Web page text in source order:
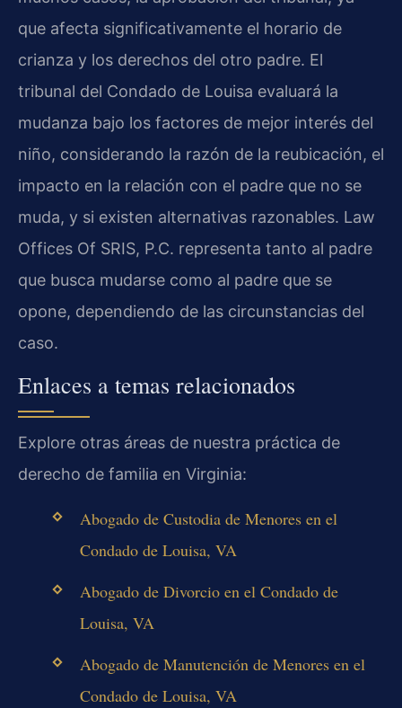
que afecta significativamente el horario de
crianza y los derechos del otro padre. El
tribunal del Condado de Louisa evaluará la
mudanza bajo los factores de mejor interés del
niño, considerando la razón de la reubicación, el
impacto en la relación con el padre que no se
muda, y si existen alternativas razonables. Law
Offices Of SRIS, P.C. representa tanto al padre
que busca mudarse como al padre que se
opone, dependiendo de las circunstancias del
caso.
Enlaces a temas relacionados
Explore otras áreas de nuestra práctica de
derecho de familia en Virginia:
Abogado de Custodia de Menores en el
Condado de Louisa, VA
Abogado de Divorcio en el Condado de
Louisa, VA
Abogado de Manutención de Menores en el
Condado de Louisa, VA